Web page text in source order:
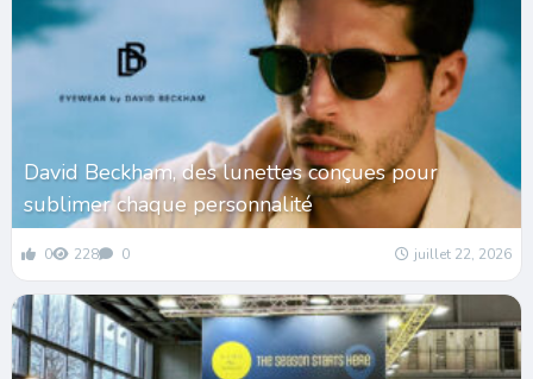
David Beckham, des lunettes conçues pour
sublimer chaque personnalité
0 228 0 juillet 22, 2026